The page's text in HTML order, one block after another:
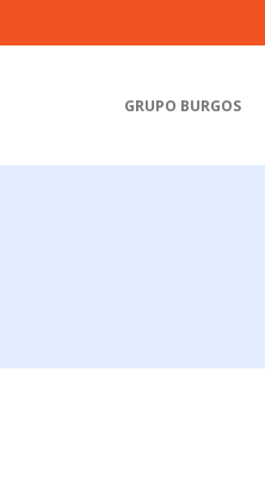
GRUPO BURGOS